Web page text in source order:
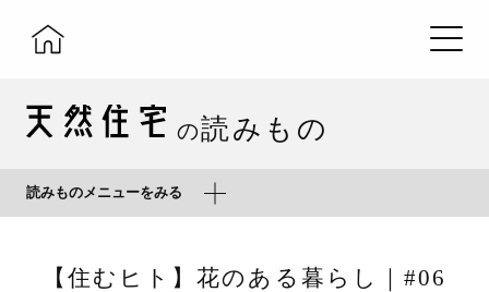
の読みもの
読みものメニューをみる
【住むヒト】花のある暮らし｜#06